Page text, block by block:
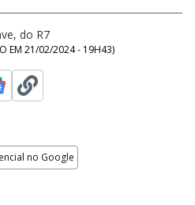
do R7
EM 21/02/2024 - 19H43)
no Google